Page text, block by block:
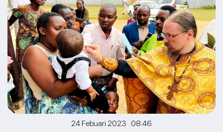
24 Febuari 2023 08:46